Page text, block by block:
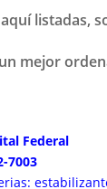
listadas,
mejor
Federal
7003